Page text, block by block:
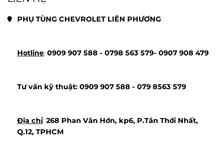
PHỤ TÙNG CHEVROLET LIÊN PHƯƠNG
Hotline: 0909 907 588 - 0798 563 579- 0907 908 479
Tư vấn kỹ thuật: 0909 907 588 - 079 8563 579
Địa chỉ: 268 Phan Văn Hớn, kp6, P.Tân Thới Nhất,
Q.12, TPHCM